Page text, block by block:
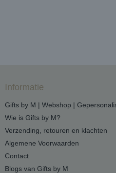
Informatie
Gifts by M | Webshop |
Wie is Gifts by M?
Verzending, retouren en klachten
Algemene Voorwaarden
Contact
Blogs van Gifts by M